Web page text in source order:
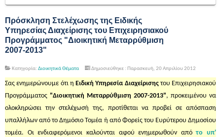
Πρόσκληση Στελέχωσης της Ειδικής
Υπηρεσίας Διαχείρισης του Επιχειρησιακού
Προγράμματος "Διοικητική Μεταρρύθμιση
2007-2013"
Κατηγορία: Διοικητικά Θέματα Δημοσιεύθηκε : Παρασκευή, 20 Απριλίου 2012
Σας ενημερώνουμε ότι η Ειδική Υπηρεσία Διαχείρισηςτου Επιχειρησιακού
Προγράμματος "Διοικητική Μεταρρύθμιση 2007-2013", προκειμένου να
ολοκληρώσει την στελέχωσή της, προτίθεται να προβεί σε απόσπαση
υπαλλήλων από το Δημόσιο Τομέα ή από Φορείς του Ευρύτερου Δημοσίου
τομέα. Οι ενδιαφερόμενοι καλούνται αφού ενημερωθούν απότο υπ'